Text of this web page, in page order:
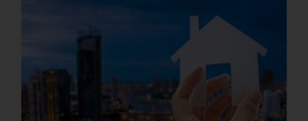
¿Panamá Oeste es buena
opción para comprar casa?